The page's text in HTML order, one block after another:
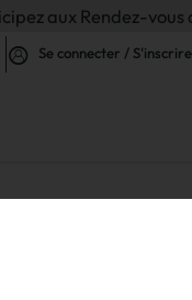
vous de l'Inclusion
Se connecter / S'inscrire